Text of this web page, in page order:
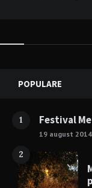
Widgets
POPULARE
1 Festival
19 august 2014
2